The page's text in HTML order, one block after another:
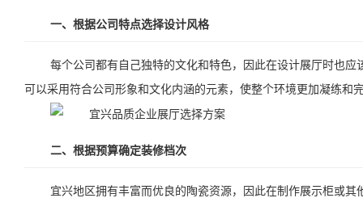
一、根据公司特点选择设计风格
每个公司都有自己独特的文化和特色，因此在设计展厅时也
可以采用符合公司形象和文化内涵的元素，使整个环境更加凝练和
二、根据预算确定装修档次
宜兴地区拥有丰富而优良的陶瓷资源，因此在制作展示柜或